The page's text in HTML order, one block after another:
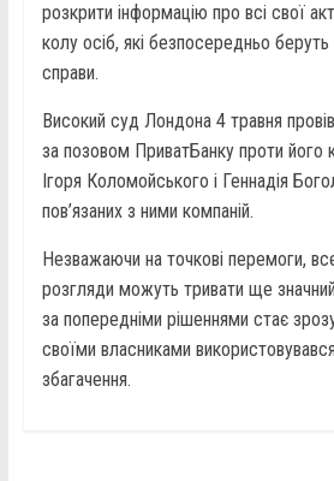
розкрити інформацію про всі свої
колу осіб, які безпосередньо беруть
справи.
Високий суд Лондона 4 травня
за позовом ПриватБанку проти його
Ігоря Коломойського і Геннадія
пов’язаних з ними компаній.
Незважаючи на точкові перемоги,
розгляди можуть тривати ще
за попередніми рішеннями стає
своїми власниками
збагачення.